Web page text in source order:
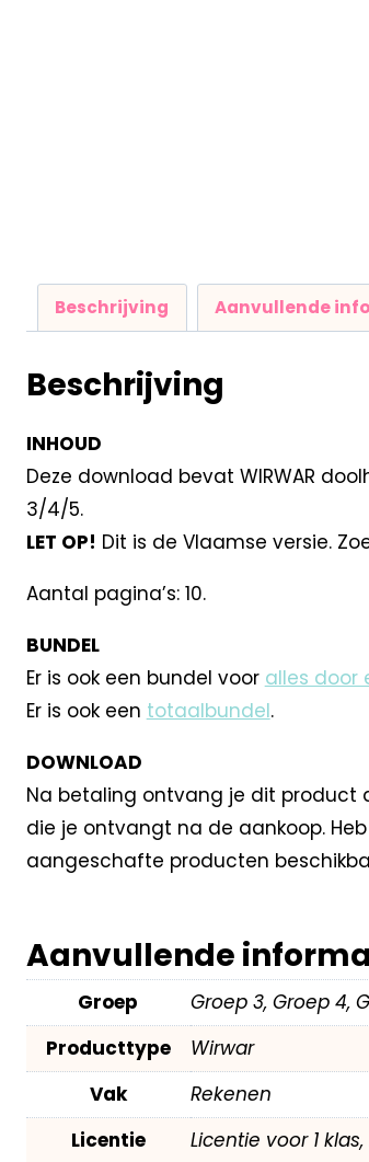
Beschrijving Aanvullende
Beschrijving
INHOUD
Deze download bevat WIRWAR
3/4/5.
LET OP! Dit is de Vlaamse versie.
Aantal pagina’s: 10.
BUNDEL
Er is ook een bundel voor alles door
Er is ook een totaalbundel.
DOWNLOAD
Na betaling ontvang je dit product
die je ontvangt na de aankoop.
aangeschafte producten
Aanvullende
Groep
Groep 3, Groep 4,
Producttype
Wirwar
Vak
Rekenen
Licentie
Licentie voor 1